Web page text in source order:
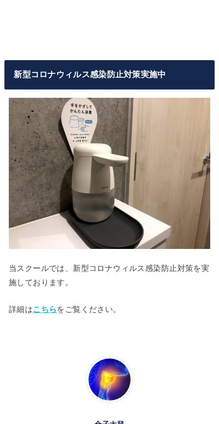
新型コロナウィルス感染防止対策実施中
当スクールでは、新型コロナウィルス感染防止対策を実
施しております。
詳細はこちら をご覧ください。